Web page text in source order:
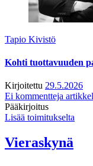
Tapio Kivistö
Kohti tuottavuuden
Kirjoitettu 29.5.2026
Ei kommentteja
Pääkirjoitus
Lisää toimitukselta
Vieraskynä